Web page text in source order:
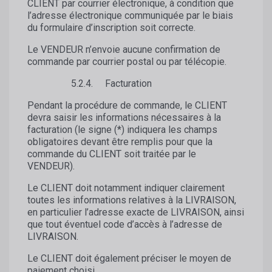
CLIENT par courrier électronique, à condition que
l’adresse électronique communiquée par le biais
du formulaire d’inscription soit correcte.
Le VENDEUR n’envoie aucune confirmation de
commande par courrier postal ou par télécopie.
5.2.4. Facturation
Pendant la procédure de commande, le CLIENT
devra saisir les informations nécessaires à la
facturation (le signe (*) indiquera les champs
obligatoires devant être remplis pour que la
commande du CLIENT soit traitée par le
VENDEUR).
Le CLIENT doit notamment indiquer clairement
toutes les informations relatives à la LIVRAISON,
en particulier l’adresse exacte de LIVRAISON, ainsi
que tout éventuel code d’accès à l’adresse de
LIVRAISON.
Le CLIENT doit également préciser le moyen de